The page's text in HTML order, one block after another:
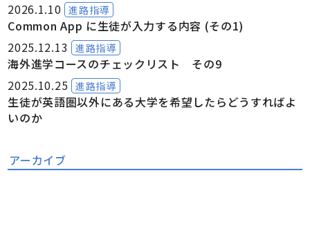
2026.1.10 進路指導
Common App に生徒が入力する内容 (その1)
2025.12.13 進路指導
海外進学コースのチェックリスト その9
2025.10.25 進路指導
生徒が英語圏以外にある大学を希望したらどうすればよ
いのか
アーカイブ